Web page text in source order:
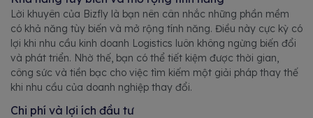
Lời khuyên của Bizfly là bạn nên cân nhắc những phần mềm
có khả năng tùy biến và mở rộng tính năng. Điều này cực kỳ có
lợi khi nhu cầu kinh doanh Logistics luôn không ngừng biến đổi
và phát triển. Nhờ thế, bạn có thể tiết kiệm được thời gian,
công sức và tiền bạc cho việc tìm kiếm một giải pháp thay thế
khi nhu cầu của doanh nghiệp thay đổi.
Chi phí và lợi ích đầu tư